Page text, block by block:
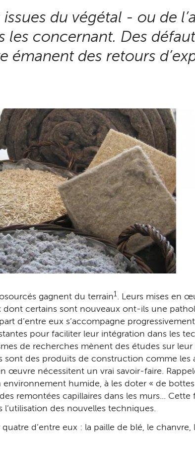
du végétal - ou de
les concernant. Des
des retours
gagnent du terrain1. Leurs mises en
certains sont nouveaux ont-ils une
d’entre eux s’accompagne
pour faciliter leur intégration dans les
de recherches mènent des études sur
des produits de construction comme les
œuvre nécessitent un vrai savoir-faire.
humide, à les doter « de bottes
remontées capillaires dans les murs...
des nouvelles techniques.
d’entre eux : la paille de blé, le